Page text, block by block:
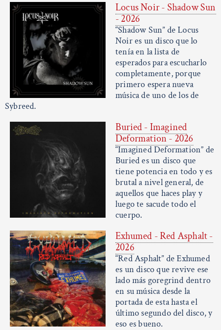
Locus Noir - Shadow Sun
- 2026
“Shadow Sun” de Locus
Noir es un disco que lo
tenía en la lista de
esperados para escucharlo
completamente, porque
primero espera nueva
música de uno de los de
Sybreed.
Buried - Imagined
Deformation - 2026
“Imagined Deformation” de
Buried es un disco que
tiene potencia en todo y es
brutal a nivel general, de
aquellos que haces play y
luego te sacude todo el
cuerpo.
Exhumed - Red Asphalt -
2026
“Red Asphalt” de Exhumed
es un disco que revive ese
lado más goregrind dentro
en su música desde la
portada de esta hasta el
último segundo del disco, y
eso es bueno.